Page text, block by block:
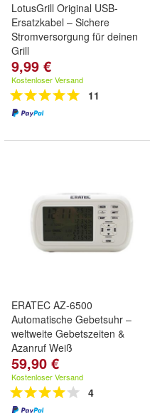
LotusGrill Original USB-
Ersatzkabel – Sichere
Stromversorgung für deinen
Grill
9,99 €
Kostenloser Versand
11
ERATEC AZ-6500
Automatische Gebetsuhr –
weltweite Gebetszeiten &
Azanruf Weiß
59,90 €
Kostenloser Versand
4